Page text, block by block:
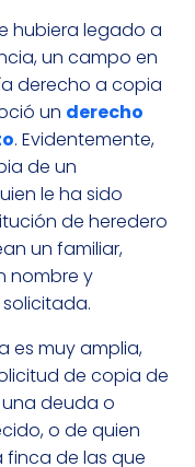
hubiera legado a
un campo en
derecho a copia
un derecho
. Evidentemente,
de un
le ha sido
de heredero
un familiar,
nombre y
es muy amplia,
de copia de
deuda o
o de quien
finca de las que